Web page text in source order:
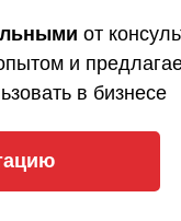
от
и
в бизнесе